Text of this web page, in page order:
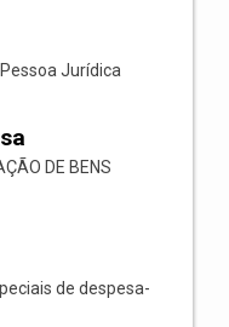
Jurídica
DE BENS
de despesa-